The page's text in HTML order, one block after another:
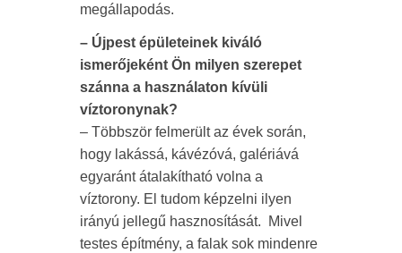
megállapodás.
– Újpest épületeinek kiváló
ismerőjeként Ön milyen szerepet
szánna a használaton kívüli
víztoronynak?
– Többször felmerült az évek során,
hogy lakássá, kávézóvá, galériává
egyaránt átalakítható volna a
víztorony. El tudom képzelni ilyen
irányú jellegű hasznosítását. Mivel
testes építmény, a falak sok mindenre